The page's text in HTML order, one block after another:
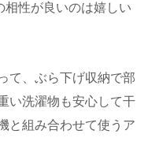
相性が良いのは嬉しい
て、ぶら下げ収納で部
い洗濯物も安心して干
と組み合わせて使うア